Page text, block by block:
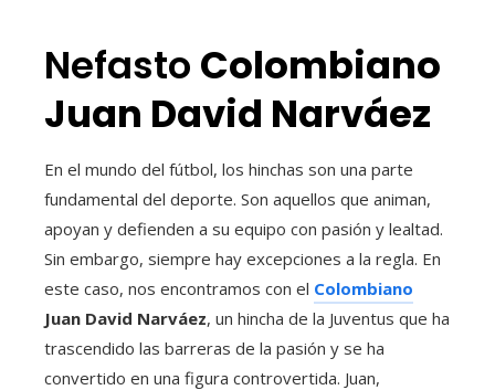
Nefasto Colombiano
Juan David Narváez
En el mundo del fútbol, los hinchas son una parte
fundamental del deporte. Son aquellos que animan,
apoyan y defienden a su equipo con pasión y lealtad.
Sin embargo, siempre hay excepciones a la regla. En
este caso, nos encontramos con el Colombiano
Juan David Narváez, un hincha de la Juventus que ha
trascendido las barreras de la pasión y se ha
convertido en una figura controvertida. Juan,